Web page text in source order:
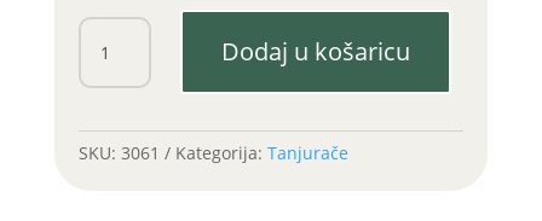
Ležaj
tanjurače
OLT
Dodaj u košaricu
SKU: 3061 Kategorija: Tanjurače